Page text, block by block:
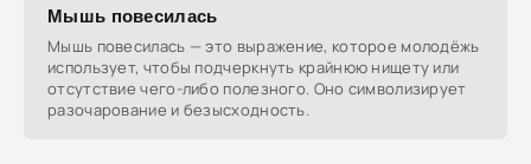
Мышь повесилась
Мышь повесилась — это выражение, которое молодёжь
использует, чтобы подчеркнуть крайнюю нищету или
отсутствие чего-либо полезного. Оно символизирует
разочарование и безысходность.